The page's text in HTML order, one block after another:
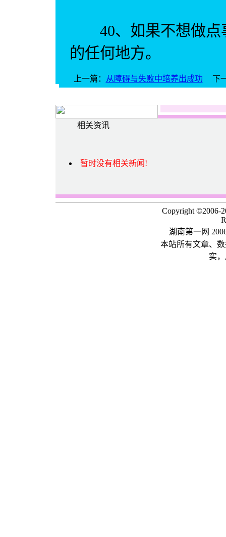
40、如果不想做点
的任何地方。
上一篇： 从障碍与失败中培养出成功 下
相关资讯
暂时没有相关新闻!
Copyright ©2006-
湖南第一网
本站所有文章、
实